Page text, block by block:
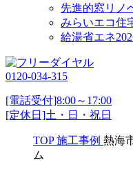
先進的窓リノ
みらいエコ住
給湯省エネ
0120-034-315
[電話受付]8:00～17:00
[定休日]土・日・祝日
TOP 施工事例 熱海
ム